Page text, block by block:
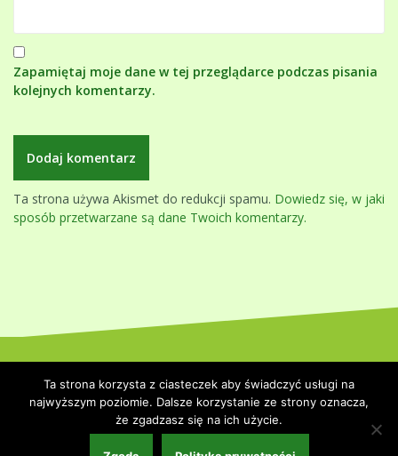
Zapamiętaj moje dane w tej przeglądarce podczas pisania
kolejnych komentarzy.
Ta strona używa Akismet do redukcji spamu. Dowiedz się, w jaki
sposób przetwarzane są dane Twoich komentarzy.
Themeisle.
Strona główna
Polityka prywatności
Ta strona korzysta z ciasteczek aby świadczyć usługi na
najwyższym poziomie. Dalsze korzystanie ze strony oznacza,
że zgadzasz się na ich użycie.